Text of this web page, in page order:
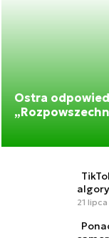
Ostra
21